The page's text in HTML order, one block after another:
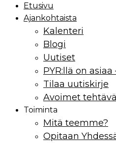
Etusivu
Ajankohtaista
Kalenteri
Blogi
Uutiset
PYR:llä on
Tilaa uutiskirje
Avoimet
Toiminta
Mitä teemme?
Opitaan